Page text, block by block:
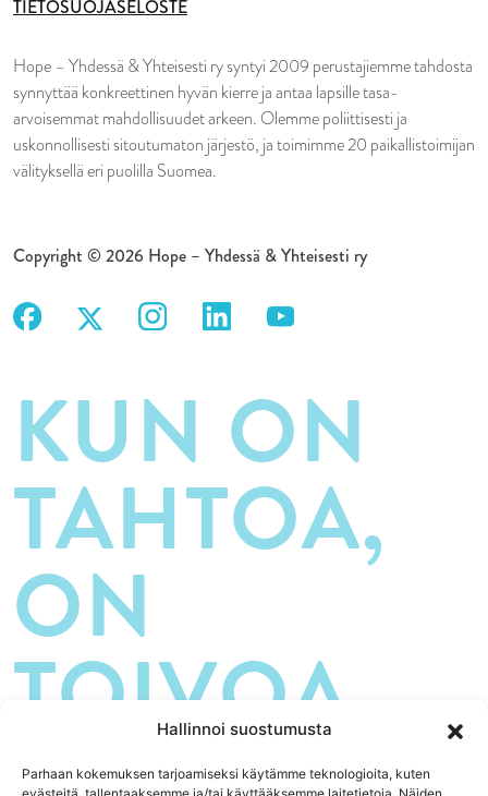
Hallinnoi suostumusta
Parhaan kokemuksen tarjoamiseksi käytämme teknologioita, kuten
Hope – Yhdessä & Yhteisesti ry syntyi 2009 perustajiemme tahdosta
synnyttää konkreettinen hyvän kierre ja antaa lapsille tasa-
arvoisemmat mahdollisuudet arkeen. Olemme poliittisesti ja
uskonnollisesti sitoutumaton järjestö, ja toimimme 20 paikallistoimijan
välityksellä eri puolilla Suomea.
Copyright © 2026 Hope – Yhdessä & Yhteisesti ry
TIETOSUOJASELOSTE
KUN ON
TAHTOA,
ON
TOIVOA.